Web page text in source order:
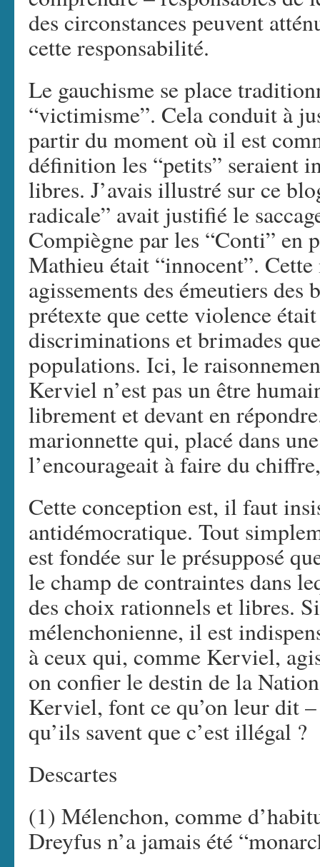
des circonstances peuvent
cette responsabilité.
Le gauchisme se place
“victimisme”. Cela conduit à
partir du moment où il est
définition les “petits” seraient
libres. J’avais illustré sur ce
radicale” avait justifié le
Compiègne par les “Conti” en
Mathieu était “innocent”.
agissements des émeutiers des
prétexte que cette violence
discriminations et brimades
populations. Ici, le
Kerviel n’est pas un être
librement et devant en
marionnette qui, placé dans
l’encourageait à faire du
Cette conception est, il faut
antidémocratique. Tout
est fondée sur le présupposé
le champ de contraintes dans
des choix rationnels et libres.
mélenchonienne, il est
à ceux qui, comme Kerviel,
on confier le destin de la
Kerviel, font ce qu’on leur dit
qu’ils savent que c’est illégal ?
Descartes
(1) Mélenchon, comme
Dreyfus n’a jamais été